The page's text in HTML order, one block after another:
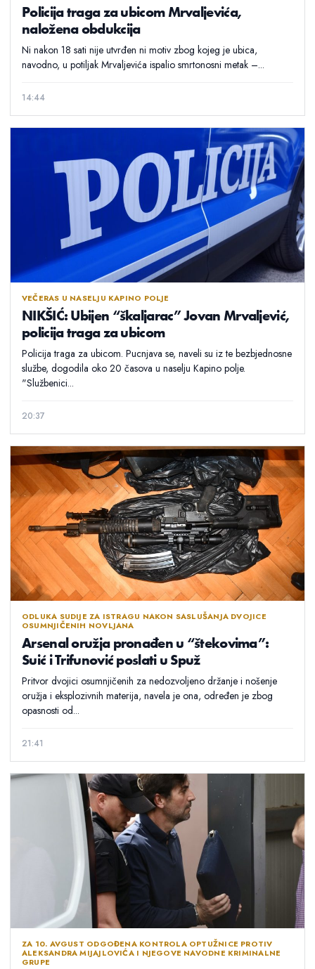
Policija traga za ubicom Mrvaljevića,
naložena obdukcija
Ni nakon 18 sati nije utvrđen ni motiv zbog kojeg je ubica,
navodno, u potiljak Mrvaljevića ispalio smrtonosni metak –...
14:44
VEČERAS U NASELJU KAPINO POLJE
NIKŠIĆ: Ubijen “škaljarac” Jovan Mrvaljević,
policija traga za ubicom
Policija traga za ubicom. Pucnjava se, naveli su iz te bezbjednosne
službe, dogodila oko 20 časova u naselju Kapino polje.
"Službenici...
20:37
ODLUKA SUDIJE ZA ISTRAGU NAKON SASLUŠANJA DVOJICE
OSUMNJIČENIH NOVLJANA
Arsenal oružja pronađen u “štekovima”:
Suić i Trifunović poslati u Spuž
Pritvor dvojici osumnjičenih za nedozvoljeno držanje i nošenje
oružja i eksplozivnih materija, navela je ona, određen je zbog
opasnosti od...
21:41
ZA 10. AVGUST ODGOĐENA KONTROLA OPTUŽNICE PROTIV
ALEKSANDRA MIJAJLOVIĆA I NJEGOVE NAVODNE KRIMINALNE
GRUPE